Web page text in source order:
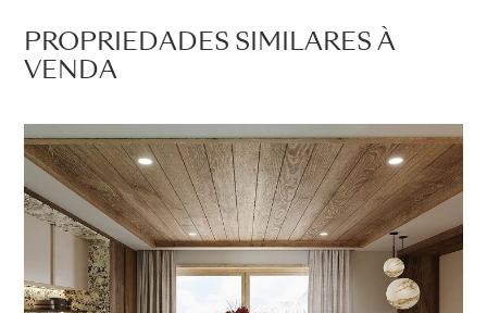
PROPRIEDADES SIMILARES À
VENDA